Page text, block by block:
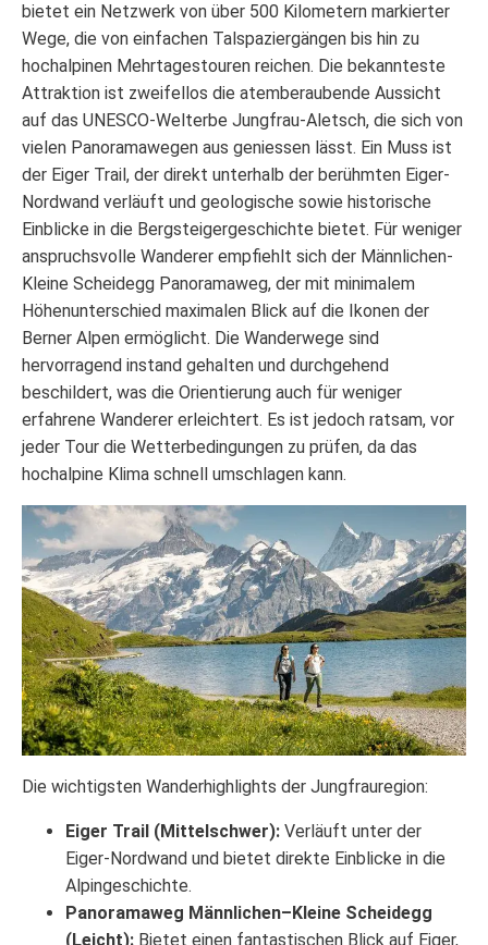
bietet ein Netzwerk von über 500 Kilometern markierter
Wege, die von einfachen Talspaziergängen bis hin zu
hochalpinen Mehrtagestouren reichen. Die bekannteste
Attraktion ist zweifellos die atemberaubende Aussicht
auf das UNESCO-Welterbe Jungfrau-Aletsch, die sich von
vielen Panoramawegen aus geniessen lässt. Ein Muss ist
der Eiger Trail, der direkt unterhalb der berühmten Eiger-
Nordwand verläuft und geologische sowie historische
Einblicke in die Bergsteigergeschichte bietet. Für weniger
anspruchsvolle Wanderer empfiehlt sich der Männlichen-
Kleine Scheidegg Panoramaweg, der mit minimalem
Höhenunterschied maximalen Blick auf die Ikonen der
Berner Alpen ermöglicht. Die Wanderwege sind
hervorragend instand gehalten und durchgehend
beschildert, was die Orientierung auch für weniger
erfahrene Wanderer erleichtert. Es ist jedoch ratsam, vor
jeder Tour die Wetterbedingungen zu prüfen, da das
hochalpine Klima schnell umschlagen kann.
Die wichtigsten Wanderhighlights der Jungfrauregion:
Eiger Trail (Mittelschwer): Verläuft unter der
Eiger-Nordwand und bietet direkte Einblicke in die
Alpingeschichte.
Panoramaweg Männlichen–Kleine Scheidegg
(Leicht): Bietet einen fantastischen Blick auf Eiger,